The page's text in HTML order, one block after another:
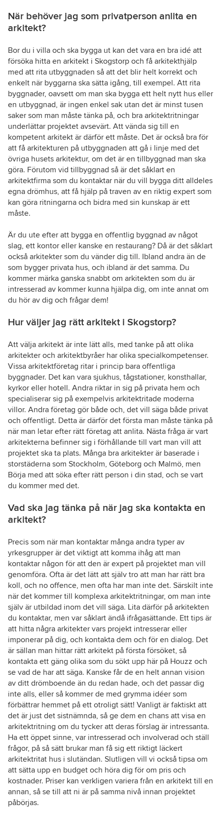
När behöver jag som privatperson anlita en
arkitekt?
Bor du i villa och ska bygga ut kan det vara en bra idé att
försöka hitta en arkitekt i Skogstorp och få arkitekthjälp
med att rita utbyggnaden så att det blir helt korrekt och
enkelt när byggarna ska sätta igång, till exempel. Att rita
byggnader, oavsett om man ska bygga ett helt nytt hus eller
en utbyggnad, är ingen enkel sak utan det är minst tusen
saker som man måste tänka på, och bra arkitektritningar
underlättar projektet avsevärt. Att vända sig till en
kompetent arkitekt är därför ett måste. Det är också bra för
att få arkitekturen på utbyggnaden att gå i linje med det
övriga husets arkitektur, om det är en tillbyggnad man ska
göra. Förutom vid tillbyggnad så är det såklart en
arkitektfirma som du kontaktar när du vill bygga ditt alldeles
egna drömhus, att få hjälp på traven av en riktig expert som
kan göra ritningarna och bidra med sin kunskap är ett
måste.
Är du ute efter att bygga en offentlig byggnad av något
slag, ett kontor eller kanske en restaurang? Då är det såklart
också arkitekter som du vänder dig till. Ibland andra än de
som bygger privata hus, och ibland är det samma. Du
kommer märka ganska snabbt om arkitekten som du är
intresserad av kommer kunna hjälpa dig, om inte annat om
du hör av dig och frågar dem!
Hur väljer jag rätt arkitekt i Skogstorp?
Att välja arkitekt är inte lätt alls, med tanke på att olika
arkitekter och arkitektbyråer har olika specialkompetenser.
Vissa arkitektföretag ritar i princip bara offentliga
byggnader. Det kan vara sjukhus, tågstationer, konsthallar,
kyrkor eller hotell. Andra riktar in sig på privata hem och
specialiserar sig på exempelvis arkitektritade moderna
villor. Andra företag gör både och, det vill säga både privat
och offentligt. Detta är därför det första man måste tänka på
när man letar efter rätt företag att anlita. Nästa fråga är vart
arkitekterna befinner sig i förhållande till vart man vill att
projektet ska ta plats. Många bra arkitekter är baserade i
storstäderna som Stockholm, Göteborg och Malmö, men
Börja med att söka efter rätt person i din stad, och se vart
du kommer med det.
Vad ska jag tänka på när jag ska kontakta en
arkitekt?
Precis som när man kontaktar många andra typer av
yrkesgrupper är det viktigt att komma ihåg att man
kontaktar någon för att den är expert på projektet man vill
genomföra. Ofta är det lätt att själv tro att man har rätt bra
koll, och no offence, men ofta har man inte det. Särskilt inte
när det kommer till komplexa arkitektritningar, om man inte
själv är utbildad inom det vill säga. Lita därför på arkitekten
du kontaktar, men var såklart ändå ifrågasättande. Ett tips är
att hitta några arkitekter vars projekt intresserar eller
imponerar på dig, och kontakta dem och för en dialog. Det
är sällan man hittar rätt arkitekt på första försöket, så
kontakta ett gäng olika som du sökt upp här på Houzz och
se vad de har att säga. Kanske får de en helt annan vision
av ditt drömboende än du redan hade, och det passar dig
inte alls, eller så kommer de med grymma idéer som
förbättrar hemmet på ett otroligt sätt! Vanligt är faktiskt att
det är just det sistnämnda, så ge dem en chans att visa en
arkitektritning om du tycker att deras förslag är intressanta.
Ha ett öppet sinne, var intresserad och involverad och ställ
frågor, på så sätt brukar man få sig ett riktigt läckert
arkitektritat hus i slutändan. Slutligen vill vi också tipsa om
att sätta upp en budget och höra dig för om pris och
kostnader. Priser kan verkligen variera från en arkitekt till en
annan, så se till att ni är på samma nivå innan projektet
påbörjas.